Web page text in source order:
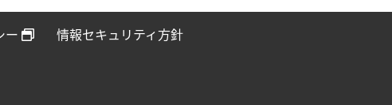
ー
情報セキュリティ方針